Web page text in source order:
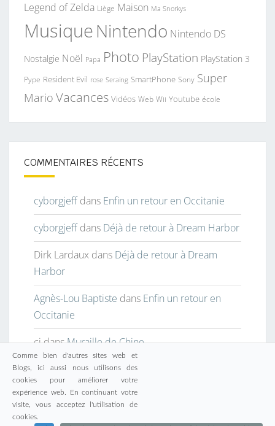
Legend of Zelda Liège Maison Ma Snorkys
MusiqueNintendo Nintendo DS
Nostalgie Noël Papa Photo PlayStation PlayStation 3
Pype Resident Evil rose Seraing SmartPhone Sony Super
Mario Vacances Vidéos Web Wii Youtube école
COMMENTAIRES RÉCENTS
cyborgjeffdans Enfin un retour en Occitanie
cyborgjeffdans Déjà de retour à Dream Harbor
Dirk Lardaux dans Déjà de retour à Dream
Harbor
Agnès-Lou Baptiste dans Enfin un retour en
Occitanie
cjdansMuraille de Chine
© 2026 Fièrement propulsé par
Comme bien d'autres sites web et
Blogs, ici aussi nous utilisons des
cookies pour améliorer votre
expérience web. En continuant votre
visite, vous acceptez l'utilisation de
cookies.